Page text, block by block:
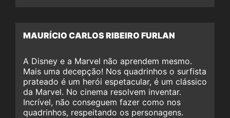
MAURÍCIO CARLOS RIBEIRO FURLAN
A Disney e a Marvel não aprendem mesmo.
Mais uma decepção! Nos quadrinhos o surfista
prateado é um herói espetacular, é um clássico
da Marvel. No cinema resolvem inventar.
Incrível, não conseguem fazer como nos
quadrinhos, respeitando os personagens.